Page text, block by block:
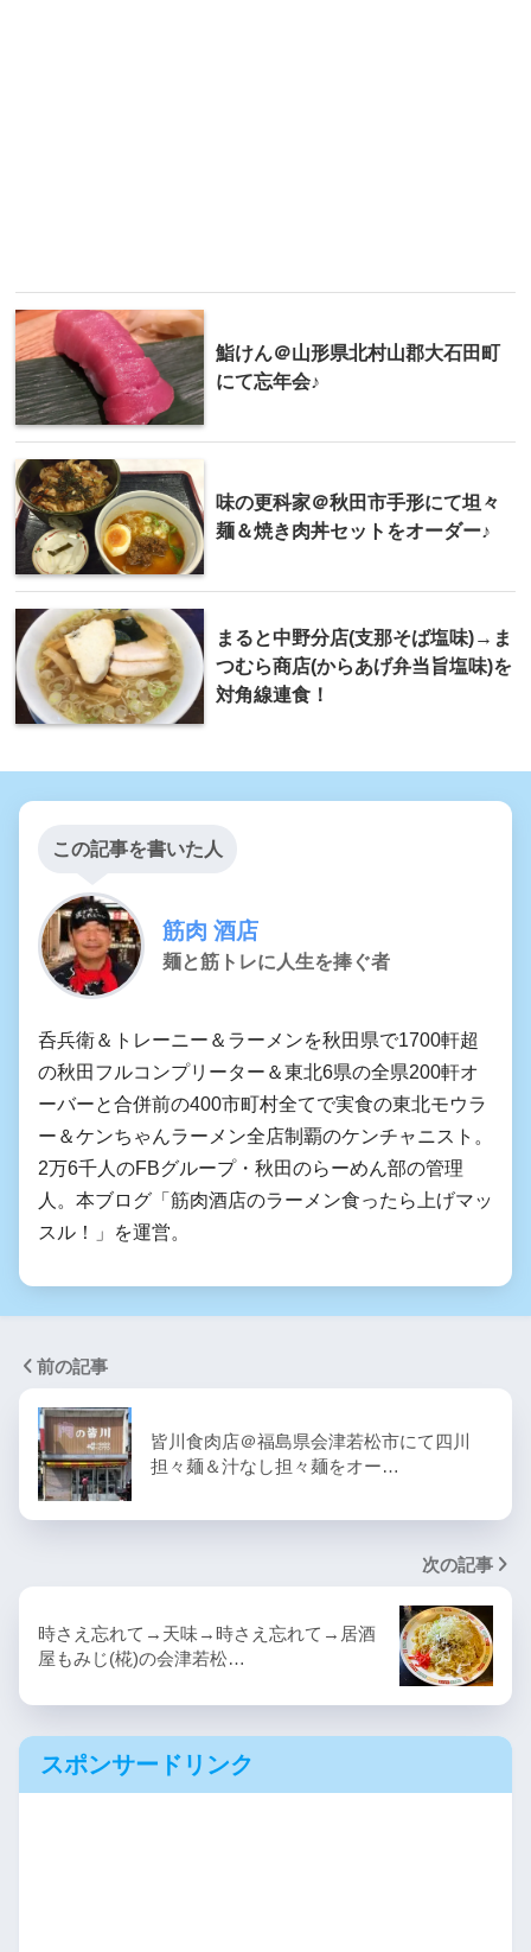
鮨けん＠山形県北村山郡大石田町
にて忘年会♪
味の更科家＠秋田市手形にて坦々
麺＆焼き肉丼セットをオーダー♪
まると中野分店(支那そば塩味)→ま
つむら商店(からあげ弁当旨塩味)を
対角線連食！
この記事を書いた人
筋肉 酒店
麺と筋トレに人生を捧ぐ者
呑兵衛＆トレーニー＆ラーメンを秋田県で1700軒超
の秋田フルコンプリーター＆東北6県の全県200軒オ
ーバーと合併前の400市町村全てで実食の東北モウラ
ー＆ケンちゃんラーメン全店制覇のケンチャニスト。
2万6千人のFBグループ・秋田のらーめん部の管理
人。本ブログ「筋肉酒店のラーメン食ったら上げマッ
スル！」を運営。
前の記事
皆川食肉店＠福島県会津若松市にて四川
担々麺＆汁なし担々麺をオー…
次の記事
時さえ忘れて→天味→時さえ忘れて→居酒
屋もみじ(椛)の会津若松…
スポンサードリンク